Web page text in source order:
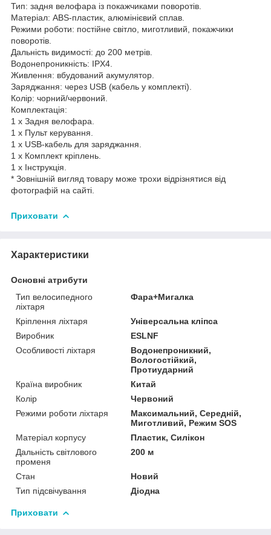
Тип: задня велофара із покажчиками поворотів.
Матеріал: ABS-пластик, алюмінієвий сплав.
Режими роботи: постійне світло, миготливий, покажчики
поворотів.
Дальність видимості: до 200 метрів.
Водонепроникність: IPX4.
Живлення: вбудований акумулятор.
Заряджання: через USB (кабель у комплекті).
Колір: чорний/червоний.
Комплектація:
1 х Задня велофара.
1 х Пульт керування.
1 х USB-кабель для заряджання.
1 х Комплект кріплень.
1 х Інструкція.
* Зовнішній вигляд товару може трохи відрізнятися від
фотографій на сайті.
Приховати
Характеристики
Основні атрибути
Тип велосипедного
ліхтаря
Фара+Мигалка
Кріплення ліхтаря
Універсальна кліпса
Виробник
ESLNF
Особливості ліхтаря
Водонепроникний,
Вологостійкий,
Протиударний
Країна виробник
Китай
Колір
Червоний
Режими роботи ліхтаря
Максимальний, Середній,
Миготливий, Режим SOS
Матеріал корпусу
Пластик, Силікон
Дальність світлового
променя
200 м
Стан
Новий
Тип підсвічування
Діодна
Приховати